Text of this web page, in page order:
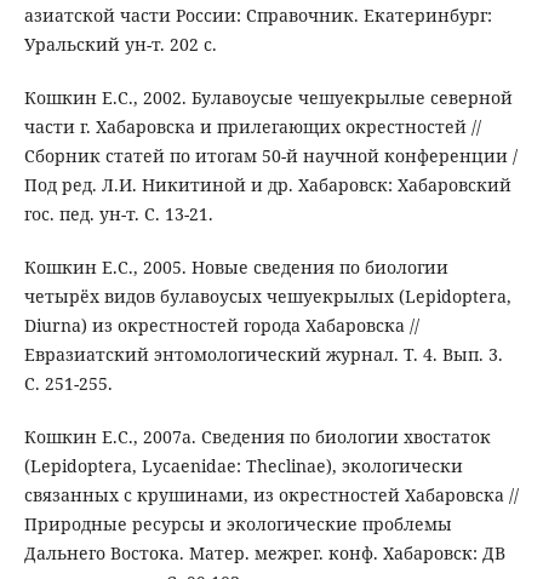
азиатской части России: Справочник. Екатеринбург:
Уральский ун-т. 202 с.
Кошкин Е.С., 2002. Булавоусые чешуекрылые северной
части г. Хабаровска и прилегающих окрестностей //
Сборник статей по итогам 50-й научной конференции /
Под ред. Л.И. Никитиной и др. Хабаровск: Хабаровский
гос. пед. ун-т. С. 13-21.
Кошкин Е.С., 2005. Новые сведения по биологии
четырёх видов булавоусых чешуекрылых (Lepidoptera,
Diurna) из окрестностей города Хабаровска //
Евразиатский энтомологический журнал. Т. 4. Вып. 3.
С. 251-255.
Кошкин Е.С., 2007а. Сведения по биологии хвостаток
(Lepidoptera, Lycaenidae: Theclinae), экологически
связанных с крушинами, из окрестностей Хабаровска //
Природные ресурсы и экологические проблемы
Дальнего Востока. Матер. межрег. конф. Хабаровск: ДВ